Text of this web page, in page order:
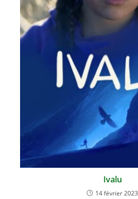
Ivalu
14 février 2023